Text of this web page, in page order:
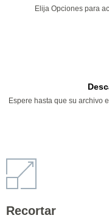
Elija Opciones para
Espere hasta que su archivo
Recortar